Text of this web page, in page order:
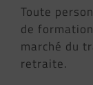
Toute
de
marché du
retraite.